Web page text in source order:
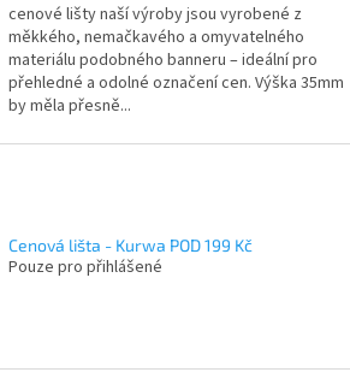
cenové lišty naší výroby jsou vyrobené z
měkkého, nemačkavého a omyvatelného
materiálu podobného banneru – ideální pro
přehledné a odolné označení cen. Výška 35mm
by měla přesně...
Cenová lišta - Kurwa POD 199 Kč
Pouze pro přihlášené